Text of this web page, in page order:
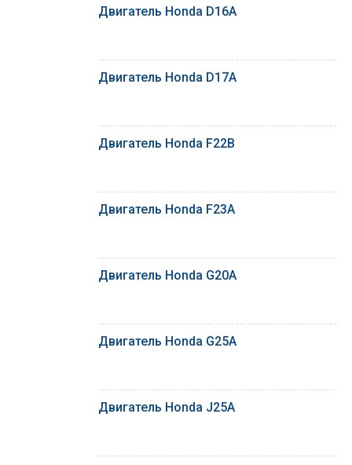
Двигатель Honda D16A
Двигатель Honda D17A
Двигатель Honda F22B
Двигатель Honda F23A
Двигатель Honda G20A
Двигатель Honda G25A
Двигатель Honda J25A